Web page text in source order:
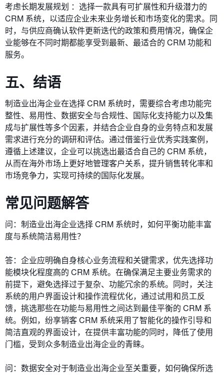
考虑长期发展规划 ：选择一款具有可扩展性和升级潜力的
CRM 系统，以适应企业未来业务增长和市场变化的需求。同
时，与供应商确认软件更新迭代的政策和费用情况，确保企
业能够在不同时期都能享受到最新、最适合的 CRM 功能和
服务。
五、结语
制造业出海企业在选择 CRM 系统时，需要综合考虑功能完
整性、易用性、数据安全与合规性、国际化支持能力以及集
成与扩展性等多个因素，并结合企业自身的业务特点和发展
需求进行充分的调研和评估。通过借鉴行业优秀实践案例，
遵循上述建议，企业可以挑选出最适合自己的 CRM 系统，
从而在海外市场上更好地管理客户关系，提升销售转化率和
市场竞争力，实现可持续的国际化发展。
常见问题解答
问：制造业出海企业选择 CRM 系统时，如何平衡功能丰富
度与系统简洁易用性？
答：企业应明确自身核心业务流程和关键需求，优先选择功
能模块化程度高的 CRM 系统。在确保满足主要业务需求的
前提下，避免选择过于复杂、功能冗余的系统。同时，关注
系统的用户界面设计和操作流程优化，通过试用和员工反
馈，挑选那些在功能与易用性之间达到最佳平衡的 CRM 系
统。例如，纷享销客 CRM 系统采用了智能化的操作引导和
简洁直观的界面设计，在提供丰富功能的同时，降低了使用
门槛，受到众多制造业出海企业的青睐。
问：数据安全对于制造业出海企业至关重要，如何确保所选